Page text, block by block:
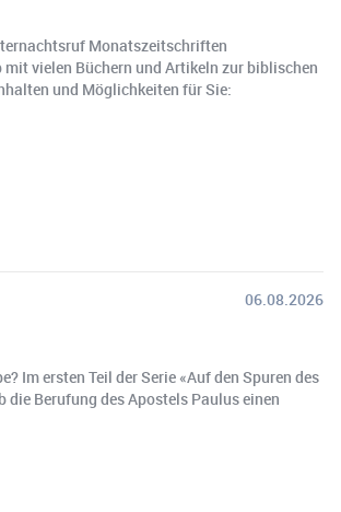
Monatszeitschriften
vielen Büchern und Artikeln zur biblischen
und Möglichkeiten für Sie:
06.08.2026
Im ersten Teil der Serie «Auf den Spuren des
Berufung des Apostels Paulus einen